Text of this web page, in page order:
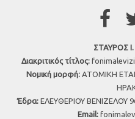
ΣΤΑΥΡΟΣ
Διακριτικός τίτλος:
Νομική μορφή: ΑΤΟΜΙΚΗ
Έδρα: ΕΛΕΥΘΕΡΙΟΥ ΒΕΝΙΖΕΛΟΥ
Εmail: